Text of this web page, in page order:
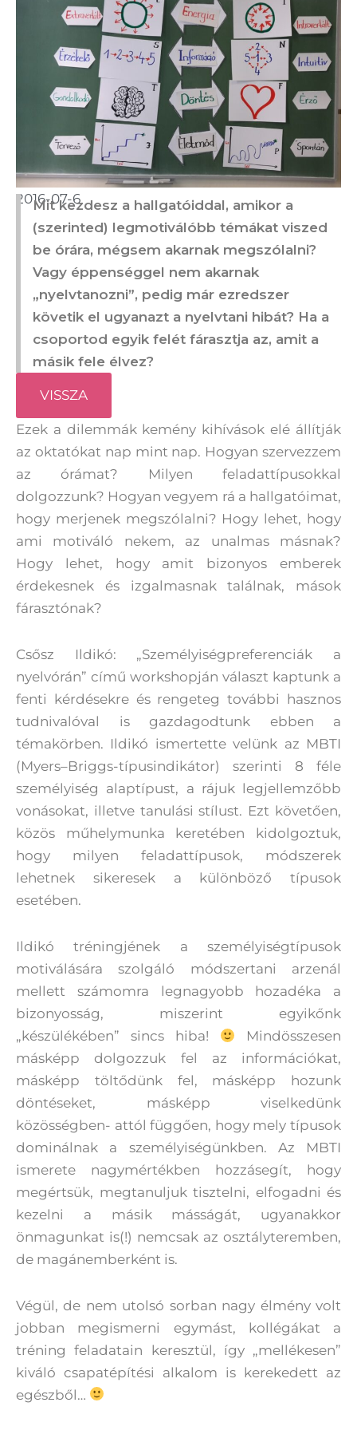
2016-07-6
Mit kezdesz a hallgatóiddal, amikor a
(szerinted) legmotiválóbb témákat viszed
be órára, mégsem akarnak megszólalni?
Vagy éppenséggel nem akarnak
„nyelvtanozni”, pedig már ezredszer
követik el ugyanazt a nyelvtani hibát? Ha a
csoportod egyik felét fárasztja az, amit a
másik fele élvez?
VISSZA
Ezek a dilemmák kemény kihívások elé állítják
az oktatókat nap mint nap. Hogyan szervezzem
az órámat? Milyen feladattípusokkal
dolgozzunk? Hogyan vegyem rá a hallgatóimat,
hogy merjenek megszólalni? Hogy lehet, hogy
ami motiváló nekem, az unalmas másnak?
Hogy lehet, hogy amit bizonyos emberek
érdekesnek és izgalmasnak találnak, mások
fárasztónak?
Csősz Ildikó: „Személyiségpreferenciák a
nyelvórán” című workshopján választ kaptunk a
fenti kérdésekre és rengeteg további hasznos
tudnivalóval is gazdagodtunk ebben a
témakörben. Ildikó ismertette velünk az MBTI
(Myers–Briggs-típusindikátor) szerinti 8 féle
személyiség alaptípust, a rájuk legjellemzőbb
vonásokat, illetve tanulási stílust. Ezt követően,
közös műhelymunka keretében kidolgoztuk,
hogy milyen feladattípusok, módszerek
lehetnek sikeresek a különböző típusok
esetében.
Ildikó tréningjének a személyiségtípusok
motiválására szolgáló módszertani arzenál
mellett számomra legnagyobb hozadéka a
bizonyosság, miszerint egyikőnk
„készülékében” sincs hiba!
Mindösszesen
másképp dolgozzuk fel az információkat,
másképp töltődünk fel, másképp hozunk
döntéseket, másképp viselkedünk
közösségben- attól függően, hogy mely típusok
dominálnak a személyiségünkben. Az MBTI
ismerete nagymértékben hozzásegít, hogy
megértsük, megtanuljuk tisztelni, elfogadni és
kezelni a másik másságát, ugyanakkor
önmagunkat is(!) nemcsak az osztályteremben,
de magánemberként is.
Végül, de nem utolsó sorban nagy élmény volt
jobban megismerni egymást, kollégákat a
tréning feladatain keresztül, így „mellékesen”
kiváló csapatépítési alkalom is kerekedett az
egészből…